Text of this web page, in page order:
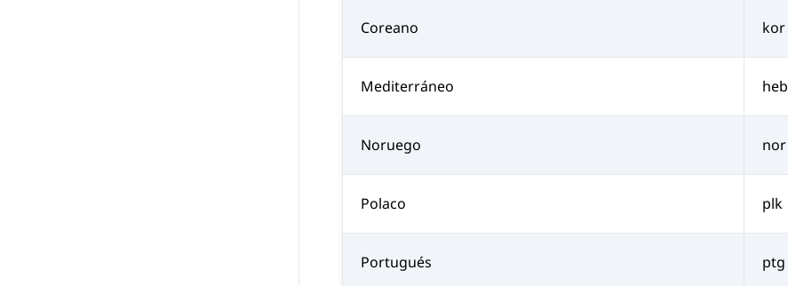
Coreano kor
Mediterráneo heb
Noruego nor
Polaco plk
Portugués ptg